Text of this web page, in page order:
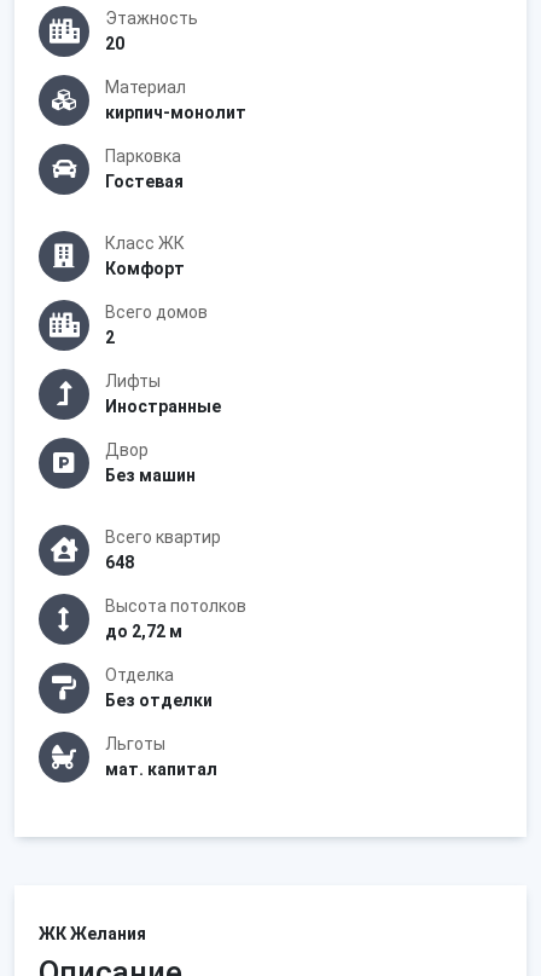
Этажность
20
Материал
кирпич-монолит
Парковка
Гостевая
Класс ЖК
Комфорт
Всего домов
2
Лифты
Иностранные
Двор
Без машин
Всего квартир
648
Высота потолков
до 2,72 м
Отделка
Без отделки
Льготы
мат. капитал
ЖК Желания